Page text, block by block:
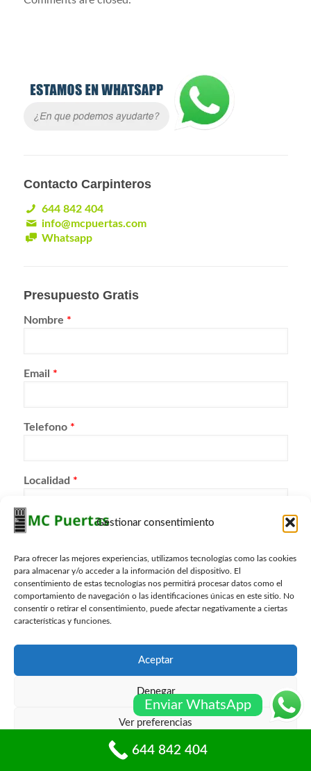
Gestionar consentimiento
Para ofrecer las mejores experiencias, utilizamos tecnologías como las cookies
para almacenar y/o acceder a la información del dispositivo. El
consentimiento de estas tecnologías nos permitirá procesar datos como el
comportamiento de navegación o las identificaciones únicas en este sitio. No
consentir o retirar el consentimiento, puede afectar negativamente a ciertas
características y funciones.
Aceptar
Denegar
Ver preferencias
Política de cookiesPolíticas de privacidad
Contacto Carpinteros
644 842 404
info@mcpuertas.com
Whatsapp
Presupuesto Gratis
Nombre *
Email *
Telefono *
Localidad *
Consulta
Enviar WhatsApp
644 842 404